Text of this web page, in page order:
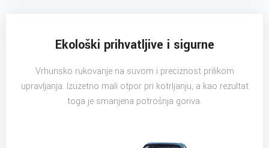
Ekološki prihvatljive i sigurne
Vrhunsko rukovanje na suvom i preciznost prilikom
upravljanja. Izuzetno mali otpor pri kotrljanju, a kao rezultat
toga je smanjena potrošnja goriva.